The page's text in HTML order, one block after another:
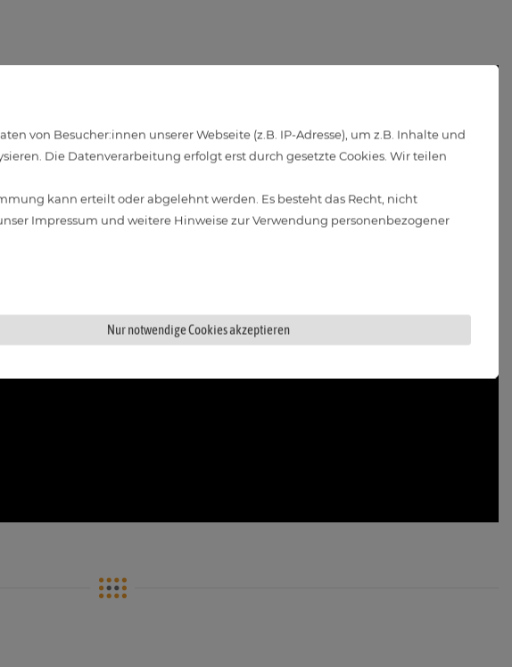
von Besucher:innen unserer Webseite (z.B. IP-Adresse), um z.B. Inhalte und
Die Datenverarbeitung erfolgt erst durch gesetzte Cookies. Wir teilen
kann erteilt oder abgelehnt werden. Es besteht das Recht, nicht
Impressum und weitere Hinweise zur Verwendung personenbezogener
Nur notwendige Cookies akzeptieren